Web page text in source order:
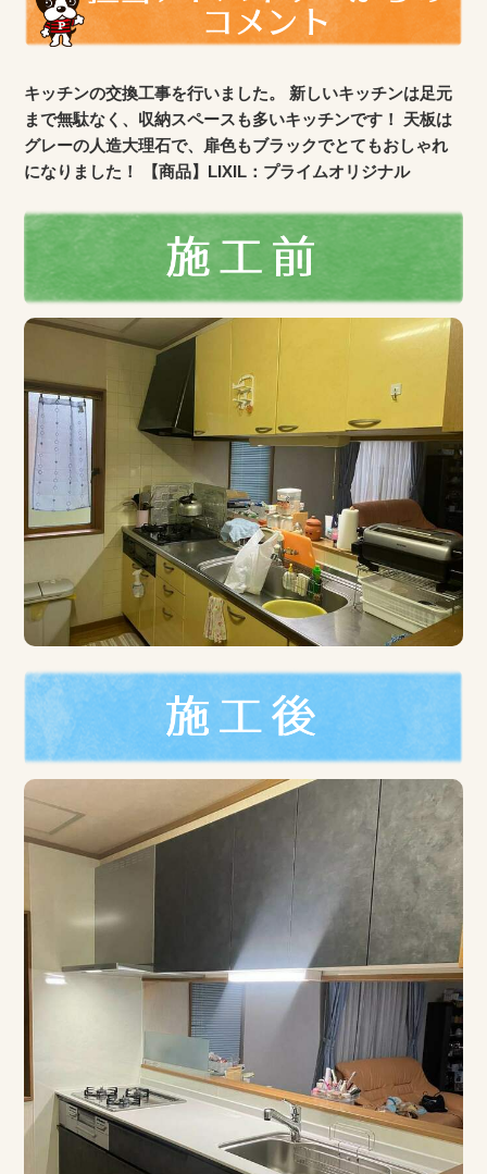
キッチンの交換工事を行いました。 新しいキッチンは足元
まで無駄なく、収納スペースも多いキッチンです！ 天板は
グレーの人造大理石で、扉色もブラックでとてもおしゃれ
になりました！ 【商品】LIXIL：プライムオリジナル